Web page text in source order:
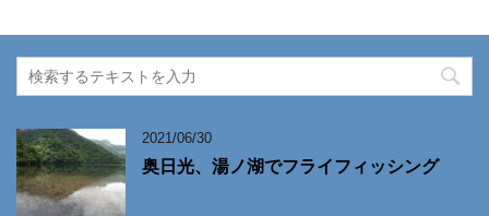
2021/06/30
奥日光、湯ノ湖でフライフィッシング